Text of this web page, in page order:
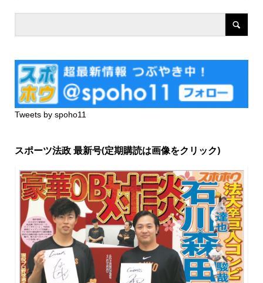
Tweets by spoho11
スポーツ法政 最新号(定期購読は画像をクリック)